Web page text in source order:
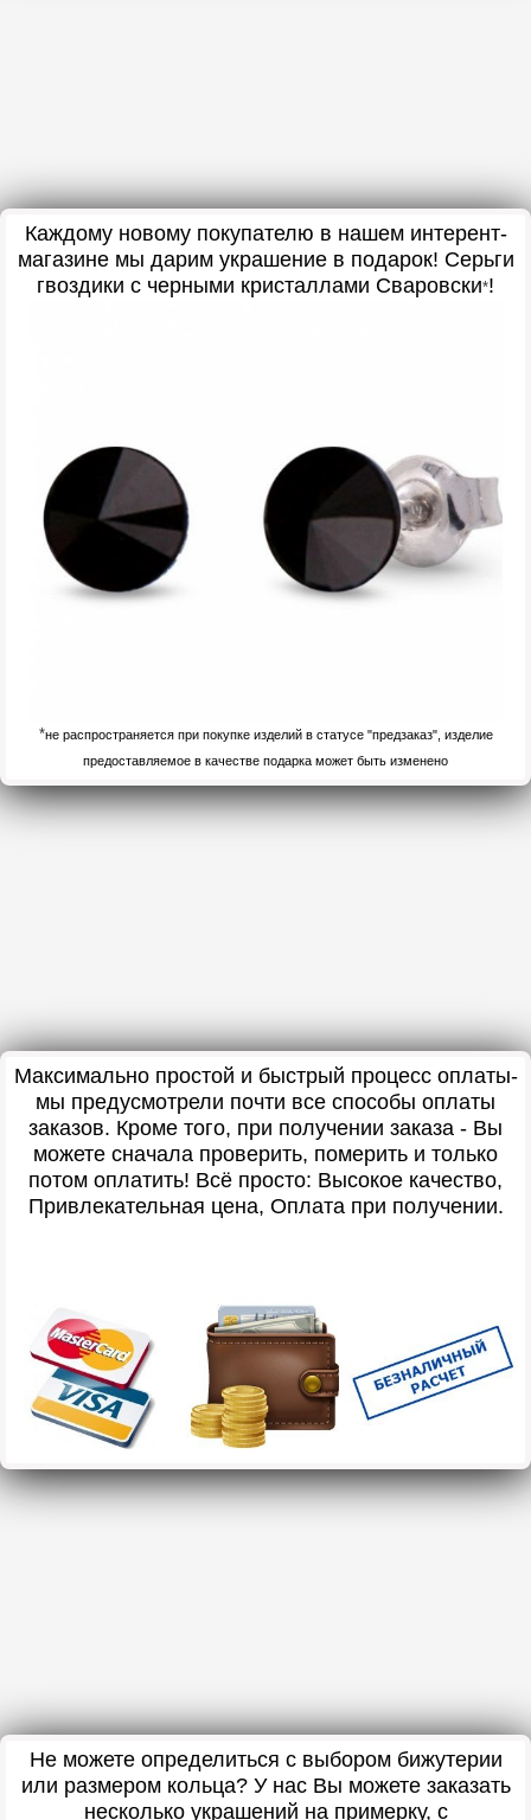
Каждому новому покупателю в нашем интерент-
магазине мы дарим украшение в подарок! Серьги
гвоздики с черными кристаллами Сваровски*!
*не распространяется при покупке изделий в статусе "предзаказ", изделие
предоставляемое в качестве подарка может быть изменено
Максимально простой и быстрый процесс оплаты-
мы предусмотрели почти все способы оплаты
заказов. Кроме того, при получении заказа - Вы
можете сначала проверить, померить и только
потом оплатить! Всё просто: Высокое качество,
Привлекательная цена, Оплата при получении.
Не можете определиться с выбором бижутерии
или размером кольца? У нас Вы можете заказать
несколько украшений на примерку, с